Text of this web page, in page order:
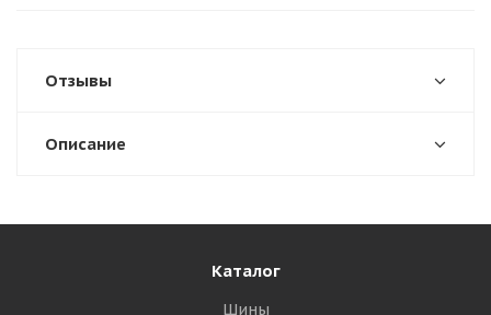
Отзывы
Описание
Каталог
Шины